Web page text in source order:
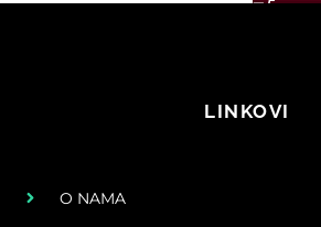
LINKOVI
O NAMA